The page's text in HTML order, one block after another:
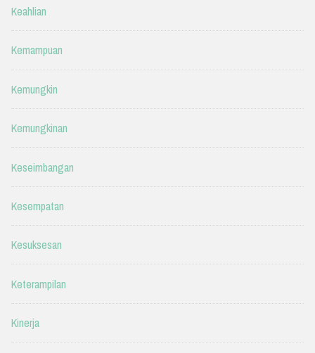
Keahlian
Kemampuan
Kemungkin
Kemungkinan
Keseimbangan
Kesempatan
Kesuksesan
Keterampilan
Kinerja